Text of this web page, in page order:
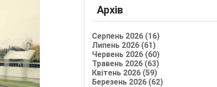
Архів
Серпень 2026 (16)
Липень 2026 (61)
Червень 2026 (60)
Травень 2026 (63)
Квітень 2026 (59)
Березень 2026 (62)